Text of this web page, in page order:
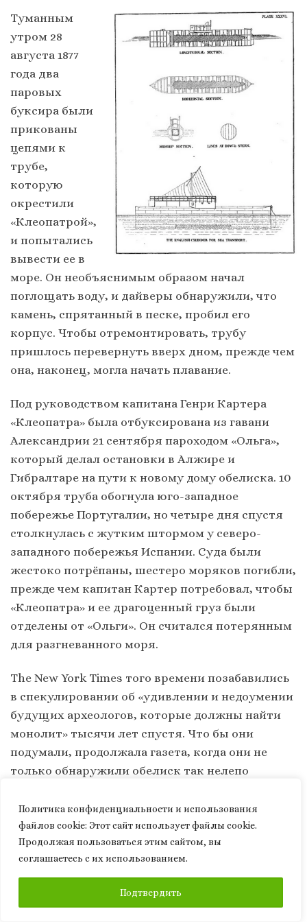
Политика конфиденциальности и использования
файлов сookie: Этот сайт использует файлы cookie.
Продолжая пользоваться этим сайтом, вы
соглашаетесь с их использованием.
Подтвердить
Туманным
утром 28
августа 1877
года два
паровых
буксира были
прикованы
цепями к
трубе,
которую
окрестили
«Клеопатрой»,
и попытались
вывести ее в
море. Он необъяснимым образом начал
поглощать воду, и дайверы обнаружили, что
камень, спрятанный в песке, пробил его
корпус. Чтобы отремонтировать, трубу
пришлось перевернуть вверх дном, прежде чем
она, наконец, могла начать плавание.
Под руководством капитана Генри Картера
«Клеопатра» была отбуксирована из гавани
Александрии 21 сентября пароходом «Ольга»,
который делал остановки в Алжире и
Гибралтаре на пути к новому дому обелиска. 10
октября труба обогнула юго-западное
побережье Португалии, но четыре дня спустя
столкнулась с жутким штормом у северо-
западного побережья Испании. Суда были
жестоко потрёпаны, шестеро моряков погибли,
прежде чем капитан Картер потребовал, чтобы
«Клеопатра» и ее драгоценный груз были
отделены от «Ольги». Он считался потерянным
для разгневанного моря.
The New York Times того времени позабавились
в спекулировании об «удивлении и недоумении
будущих археологов, которые должны найти
монолит» тысячи лет спустя. Что бы они
подумали, продолжала газета, когда они не
только обнаружили обелиск так нелепо
трубу, чтобы защитить его, по-видимому, от
злых духов».
Но обелиск не затонул и вскоре был найден
шотландским пароходом «Фитцморис»,
который нашел «Клеопатру» плывущей по